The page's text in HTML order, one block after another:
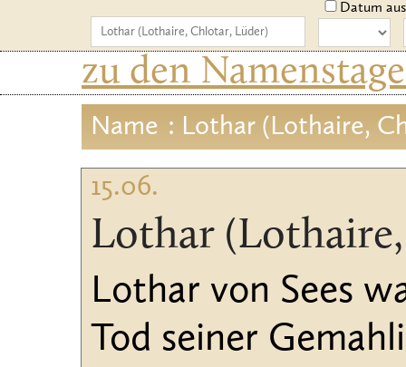
Datum
zu den
Name : Lothar (Lothaire,
15.06.
Lothar
Lothar von Sees
Tod seiner